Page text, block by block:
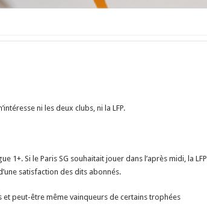
ni les deux clubs, ni la LFP.
Si le Paris SG souhaitait jouer dans l’après midi, la LFP
satisfaction des dits abonnés.
et peut-être même vainqueurs de certains trophées